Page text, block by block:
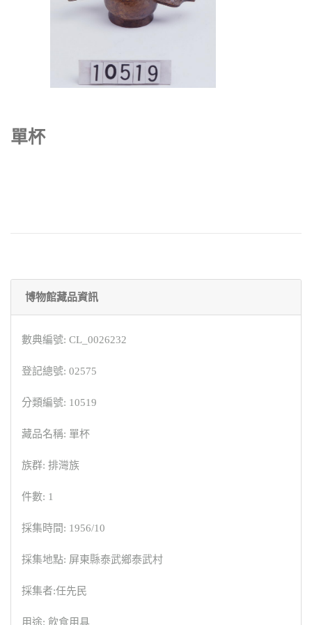
單杯
博物館藏品資訊
數典編號: CL_0026232
登記總號: 02575
分類編號: 10519
藏品名稱: 單杯
族群: 排灣族
件數: 1
採集時間: 1956/10
採集地點: 屏東縣泰武鄉泰武村
採集者:任先民
用途: 飲食用具